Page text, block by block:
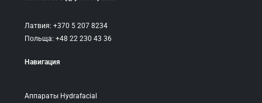
Латвия: +370 5 207 8234
Польща: +48 22 230 43 36
Навигация
Аппараты Hydrafacial